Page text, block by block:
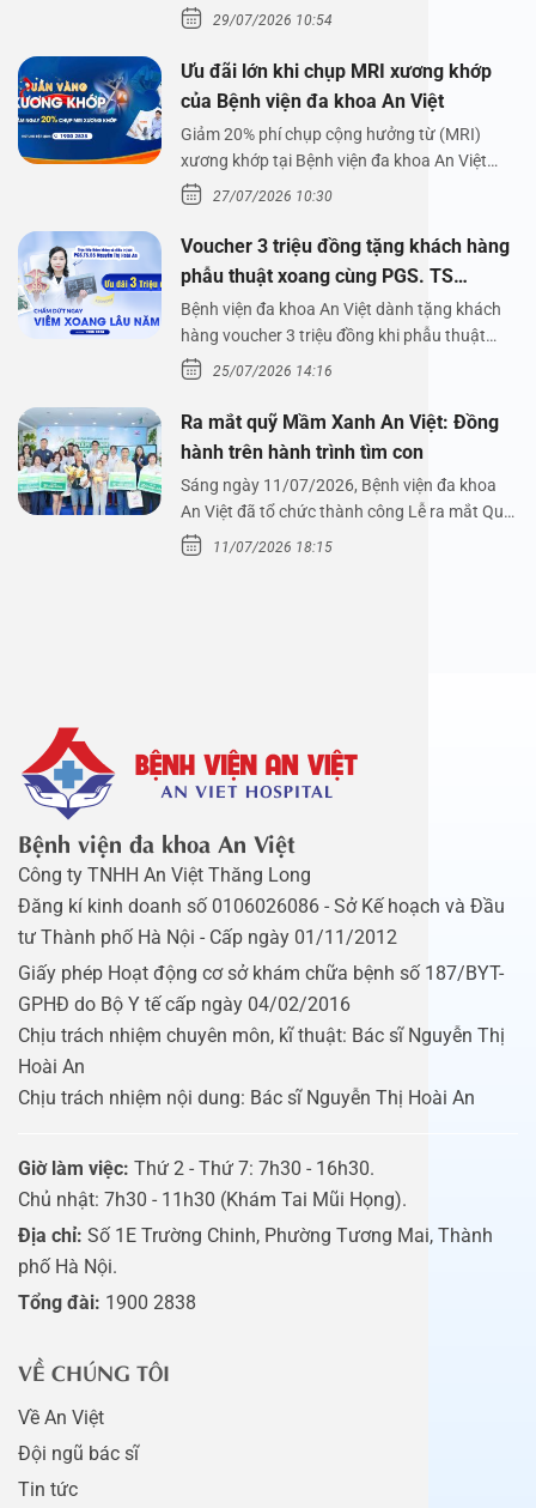
lên,…29/07/2026 10:54
Ưu đãi lớn khi chụp MRI xương khớp
của Bệnh viện đa khoa An Việt
Giảm 20% phí chụp cộng hưởng từ (MRI)
xương khớp tại Bệnh viện đa khoa An Việt
Bệnh viện đa…
27/07/2026 10:30
Voucher 3 triệu đồng tặng khách hàng
phẫu thuật xoang cùng PGS. TS
Nguyễn Thị Hoài An
Bệnh viện đa khoa An Việt dành tặng khách
hàng voucher 3 triệu đồng khi phẫu thuật
xoang cùng PGS.…
25/07/2026 14:16
Ra mắt quỹ Mầm Xanh An Việt: Đồng
hành trên hành trình tìm con
Sáng ngày 11/07/2026, Bệnh viện đa khoa
An Việt đã tổ chức thành công Lễ ra mắt Quỹ
Mầm Xanh…
11/07/2026 18:15
Bệnh viện đa khoa An Việt
Công ty TNHH An Việt Thăng Long
Đăng kí kinh doanh số 0106026086 - Sở Kế hoạch và Đầu
tư Thành phố Hà Nội - Cấp ngày 01/11/2012
Giấy phép Hoạt động cơ sở khám chữa bệnh số 187/BYT-
GPHĐ do Bộ Y tế cấp ngày 04/02/2016
Chịu trách nhiệm chuyên môn, kĩ thuật: Bác sĩ Nguyễn Thị
Hoài An
Chịu trách nhiệm nội dung: Bác sĩ Nguyễn Thị Hoài An
Giờ làm việc: Thứ 2 - Thứ 7: 7h30 - 16h30.
Chủ nhật: 7h30 - 11h30 (Khám Tai Mũi Họng).
Địa chỉ: Số 1E Trường Chinh, Phường Tương Mai, Thành
phố Hà Nội.
Tổng đài: 1900 2838
VỀ CHÚNG TÔI
Về An Việt
Đội ngũ bác sĩ
Tin tức